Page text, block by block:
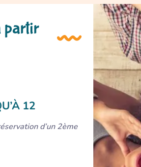
partir
12
d’un 2ème